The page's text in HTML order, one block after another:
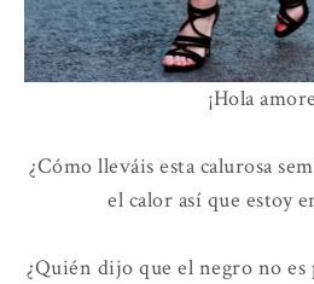
¡Hola
¿Cómo lleváis esta calurosa
el calor así que estoy
¿Quién dijo que el negro no es